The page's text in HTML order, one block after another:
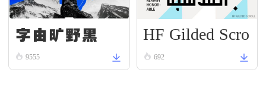
字由旷野黑
9555
HF Gilded Scro
ll 692